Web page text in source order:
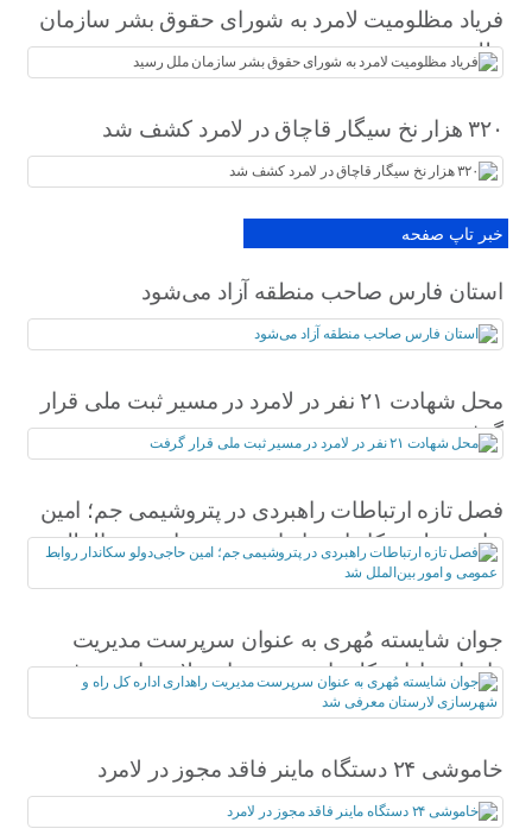
فریاد مظلومیت لامرد به شورای حقوق بشر سازمان
ملل رسید
۳۲۰ هزار نخ سیگار قاچاق در لامرد کشف شد
خبر تاپ صفحه
استان فارس صاحب منطقه آزاد می‌شود
محل شهادت ۲۱ نفر در لامرد در مسیر ثبت ملی قرار
گرفت
فصل تازه ارتباطات راهبردی در پتروشیمی جم؛ امین
حاجی‌دولو سکاندار روابط عمومی و امور بین‌الملل
شد
جوان شایسته مُهری به عنوان سرپرست مدیریت
راهداری اداره کل راه و شهرسازی لارستان معرفی
شد
خاموشی ۲۴ دستگاه ماینر فاقد مجوز در لامرد